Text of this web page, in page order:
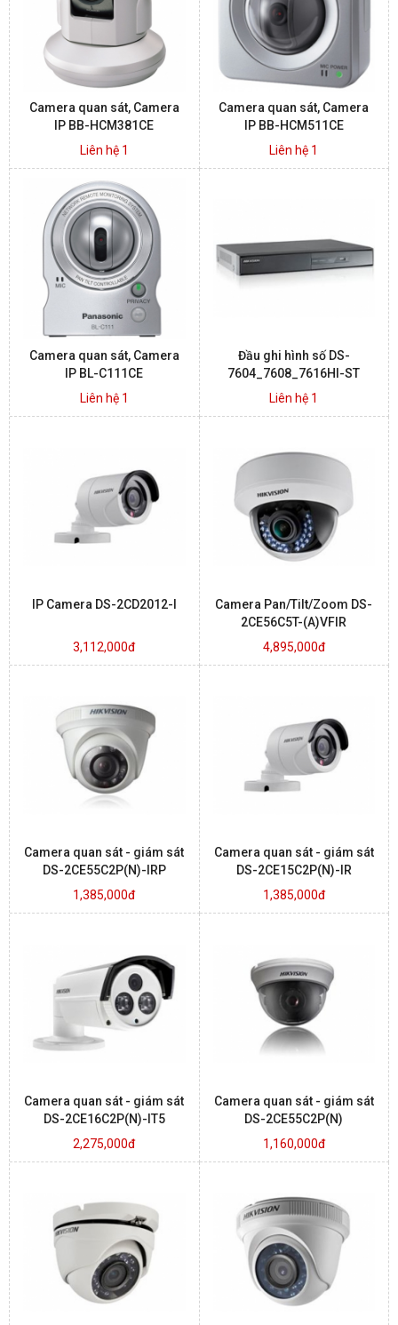
Camera quan sát, Camera
IP BB-HCM381CE
Liên hệ 1
Camera quan sát, Camera
IP BB-HCM511CE
Liên hệ 1
Camera quan sát, Camera
IP BL-C111CE
Liên hệ 1
Đầu ghi hình số DS-
7604_7608_7616HI-ST
Liên hệ 1
IP Camera DS-2CD2012-I
3,112,000đ
Camera Pan/Tilt/Zoom DS-
2CE56C5T-(A)VFIR
4,895,000đ
Camera quan sát - giám sát
DS-2CE55C2P(N)-IRP
1,385,000đ
Camera quan sát - giám sát
DS-2CE15C2P(N)-IR
1,385,000đ
Camera quan sát - giám sát
DS-2CE16C2P(N)-IT5
2,275,000đ
Camera quan sát - giám sát
DS-2CE55C2P(N)
1,160,000đ